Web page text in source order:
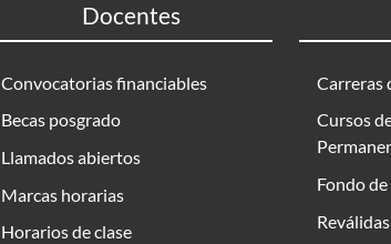
Docentes
Convocatorias financiables
Becas posgrado
Llamados abiertos
Marcas horarias
Horarios de clase
Carreras
Cursos
Fondo
Reválidas